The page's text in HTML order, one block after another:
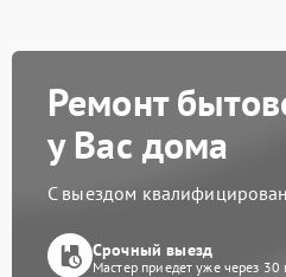
Ремонт
у Вас дома
С выездом
Срочный выезд
Мастер приедет уже через 30